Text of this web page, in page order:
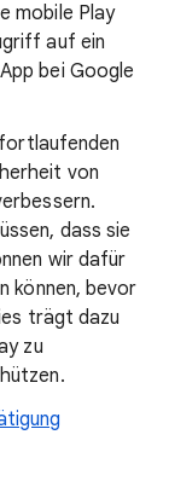
mobile Play
auf ein
bei Google
von
dass sie
wir dafür
können, bevor
trägt dazu
zu